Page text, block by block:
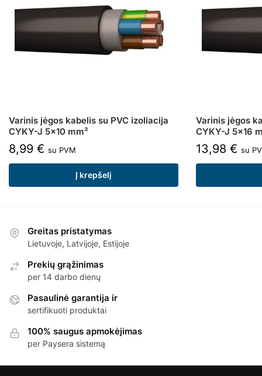
Varinis jėgos kabelis su PVC izoliacija
CYKY-J 5×10 mm²
8,99 € su PVM
Į krepšelį
Varinis jėgos
CYKY-J 5×16
13,98 € su
Greitas pristatymas
Lietuvoje, Latvijoje, Estijoje
Prekių grąžinimas
per 14 darbo dienų
Pasaulinė garantija ir
sertifikuoti produktai
100% saugus apmokėjimas
per Paysera sistemą